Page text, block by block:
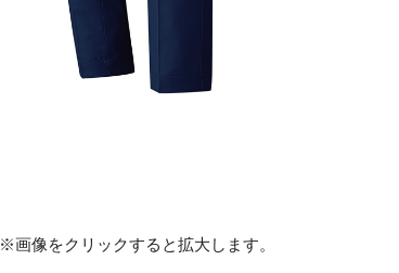
※画像をクリックすると拡大します。